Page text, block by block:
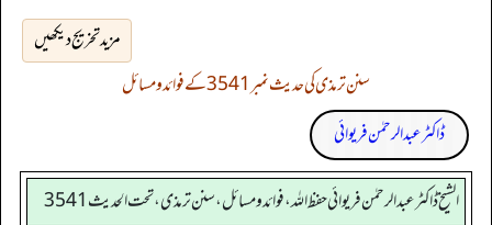
مزید تخریج دیکھیں
سنن ترمذی کی حدیث نمبر 3541 کے فوائد و مسائل
ڈاکٹر عبدالرحمٰن فریوائی
الشیخ ڈاکٹر عبد الرحمٰن فریوائی حفظ اللہ، فوائد و مسائل، سنن ترمذی، تحت الحديث 3541